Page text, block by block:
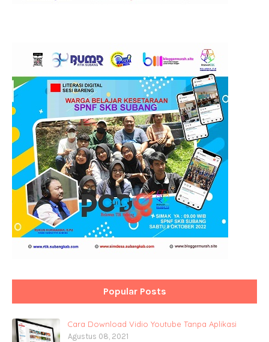
Popular Posts
Cara Download Vidio Youtube Tanpa Aplikasi
Agustus 08, 2021